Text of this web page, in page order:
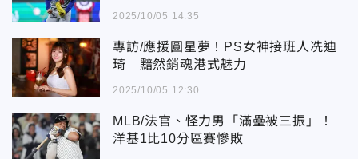
2025/10/05 14:35
專訪/應援圓星夢！PS女神接班人冼迪
琦 黯然銷魂港式魅力
2025/10/05 12:30
MLB/法官、怪力男「滿壘被三振」！
洋基1比10分區賽慘敗